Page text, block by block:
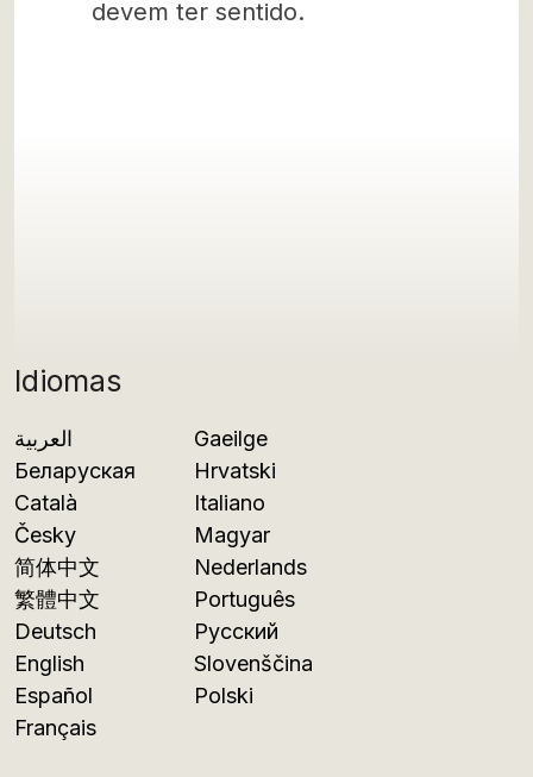
Idiomas
العربية
Беларуская
Català
Česky
简体中文
繁體中文
Deutsch
English
Español
Français
Gaeilge
Hrvatski
Italiano
Magyar
Nederlands
Português
Русский
Slovenščina
Polski
devem ter sentido.